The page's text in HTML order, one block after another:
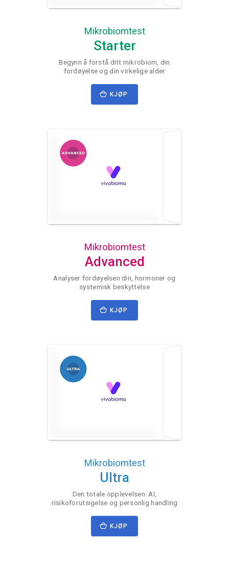
Mikrobiomtest
Starter
Begynn å forstå ditt mikrobiom, din
fordøyelse og din virkelige alder
KJØP
Mikrobiomtest
Advanced
Analyser fordøyelsen din, hormoner og
systemisk beskyttelse
KJØP
Mikrobiomtest
Ultra
Den totale opplevelsen: AI,
risikoforutsigelse og personlig handling
KJØP